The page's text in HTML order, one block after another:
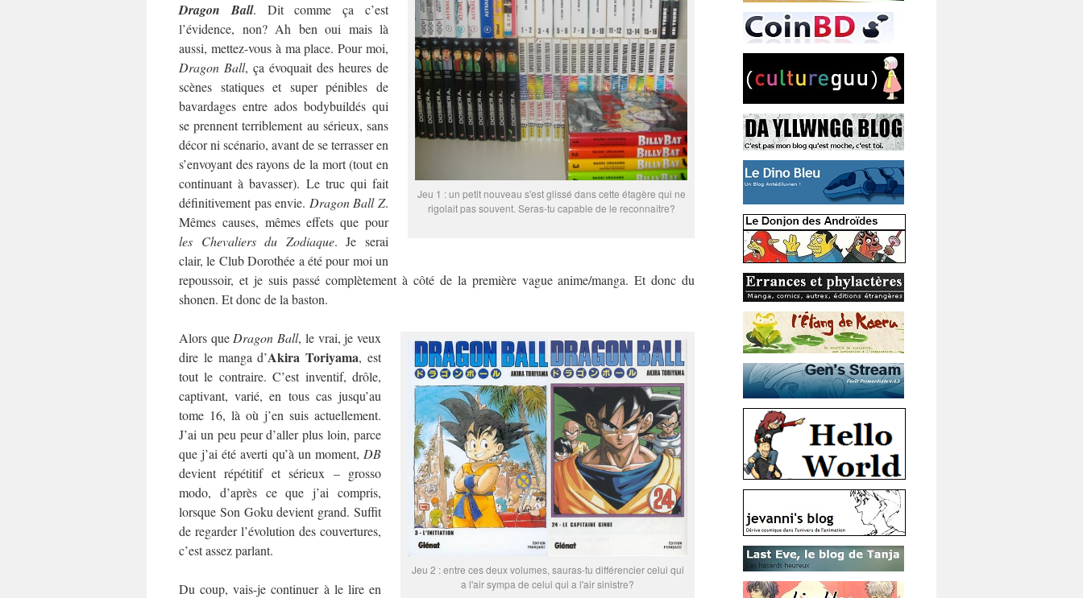
Jeu 1 : un petit nouveau s'est glissé dans cette étagère qui ne
rigolait pas souvent. Seras-tu capable de le reconnaître?
Dragon Ball. Dit comme ça c’est
l’évidence, non? Ah ben oui mais là
aussi, mettez-vous à ma place. Pour moi,
Dragon Ball, ça évoquait des heures de
scènes statiques et super pénibles de
bavardages entre ados bodybuildés qui
se prennent terriblement au sérieux, sans
décor ni scénario, avant de se terrasser en
s’envoyant des rayons de la mort (tout en
continuant à bavasser). Le truc qui fait
définitivement pas envie. Dragon Ball Z.
Mêmes causes, mêmes effets que pour
les Chevaliers du Zodiaque. Je serai
clair, le Club Dorothée a été pour moi un
repoussoir, et je suis passé complètement à côté de la première vague anime/manga. Et donc du
shonen. Et donc de la baston.
Jeu 2 : entre ces deux volumes, sauras-tu différencier celui qui
a l'air sympa de celui qui a l'air sinistre?
Alors que Dragon Ball, le vrai, je veux
dire le manga d’Akira Toriyama, est
tout le contraire. C’est inventif, drôle,
captivant, varié, en tous cas jusqu’au
tome 16, là où j’en suis actuellement.
J’ai un peu peur d’aller plus loin, parce
que j’ai été averti qu’à un moment, DB
devient répétitif et sérieux – grosso
modo, d’après ce que j’ai compris,
lorsque Son Goku devient grand. Suffit
de regarder l’évolution des couvertures,
c’est assez parlant.
Du coup, vais-je continuer à le lire en